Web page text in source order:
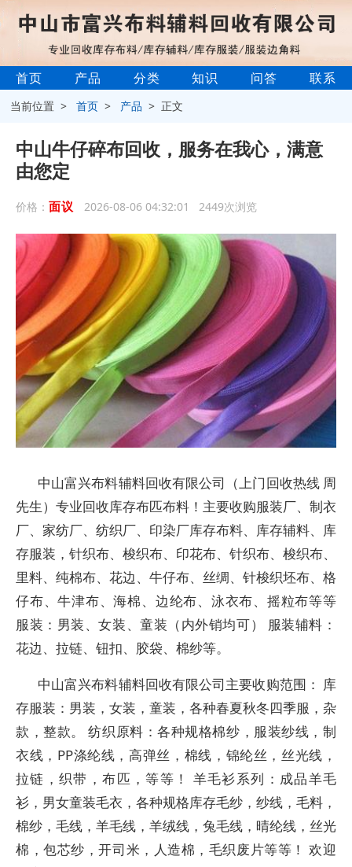
首页 产品 分类 知识 问答 联系
当前位置 >首页 > 产品 > 正文
中山牛仔碎布回收，服务在我心，满意
由您定
价格： 面议 2026-08-06 04:32:01 2449次浏览
中山富兴布料辅料回收有限公司（上门回收热线 周
先生）专业回收库存布匹布料！主要收购服装厂、制衣
厂、家纺厂、纺织厂、印染厂库存布料、库存辅料、库
存服装，针织布、梭织布、印花布、针织布、梭织布、
里料、纯棉布、花边、牛仔布、丝绸、针梭织坯布、格
仔布、牛津布、海棉、边纶布、泳衣布、摇粒布等等
服装：男装、女装、童装（内外销均可） 服装辅料：
花边、拉链、钮扣、胶袋、棉纱等。
中山富兴布料辅料回收有限公司主要收购范围： 库
存服装：男装，女装，童装，各种春夏秋冬四季服，杂
款，整款。 纺织原料：各种规格棉纱，服装纱线，制
衣线，PP涤纶线，高弹丝，棉线，锦纶丝，丝光线，
拉链，织带，布匹，等等！ 羊毛衫系列：成品羊毛
衫，男女童装毛衣，各种规格库存毛纱，纱线，毛料，
棉纱，毛线，羊毛线，羊绒线，兔毛线，晴纶线，丝光
棉，包芯纱，开司米，人造棉，毛织废片等等！ 欢迎